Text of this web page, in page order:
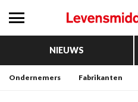
NIEUWS
Ondernemers Fabrikanten